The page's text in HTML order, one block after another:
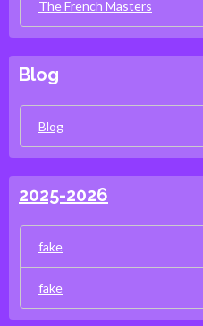
The French Masters
Blog
Blog
2025-2026
fake
fake